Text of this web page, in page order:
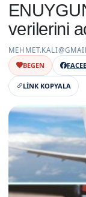
verilerini
BEGEN
LINK KOPYALA